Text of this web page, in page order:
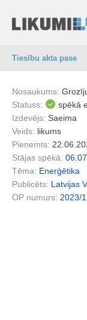
Tiesību akta pase
Nosaukums:
Statuss:
spēkā
Izdevējs: Saeima
Veids: likums
Pieņemts:
Stājas spēkā:
Tēma: Enerģētika
Publicēts: Latvijas
OP numurs: 2023/